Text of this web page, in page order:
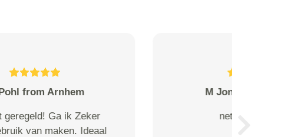
Groenendael makelaardij from
Goede afspraken gemaakt en
deze zijn correct uitgevoerd.